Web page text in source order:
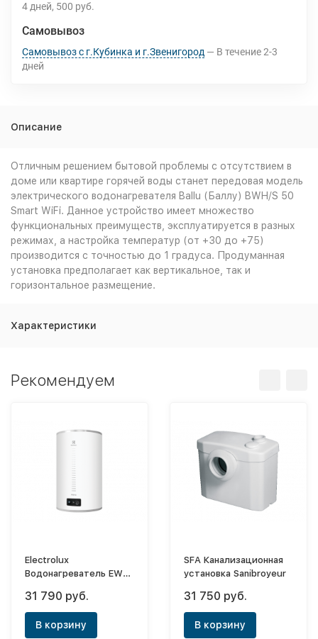
4 дней 500 руб.
Самовывоз
Самовывоз с г.Кубинка и г.Звенигород В течение2-3
дней
Описание
Отличным решением бытовой проблемы с отсутствием в
доме или квартире горячей воды станет передовая модель
электрического водонагревателя Ballu (Баллу) BWH/S 50
Smart WiFi. Данное устройство имеет множество
функциональных преимуществ, эксплуатируется в разных
режимах, а настройка температур (от +30 до +75)
производится с точностью до 1 градуса. Продуманная
установка предполагает как вертикальное, так и
горизонтальное размещение.
Характеристики
Рекомендуем
Electrolux
Водонагреватель EWH
31 790 руб.
В корзину
SFA Канализационная
установка Sanibroyeur
31 750 руб.
В корзину